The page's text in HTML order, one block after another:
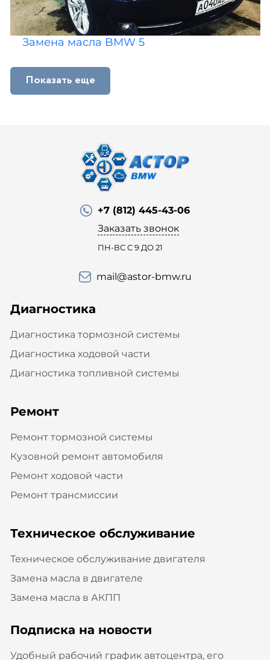
Замена масла BMW 5
Показать еще
+7 (812) 445-43-06
Заказать звонок
ПН-ВС С 9 ДО 21
mail@astor-bmw.ru
Диагностика
Диагностика тормозной системы
Диагностика ходовой части
Диагностика топливной системы
Ремонт
Ремонт тормозной системы
Кузовной ремонт автомобиля
Ремонт ходовой части
Ремонт трансмиссии
Техническое обслуживание
Техническое обслуживание двигателя
Замена масла в двигателе
Замена масла в АКПП
Подписка на новости
Удобный рабочий график автоцентра, его